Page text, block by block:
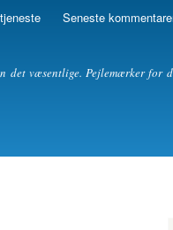
Seneste
det væsentlige. Pejlemærker for